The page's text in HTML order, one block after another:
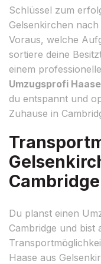
Schlüssel zum
Gelsenkirchen
Voraus, welche
sortiere deine
einem
Umzugsprofi
du entspannt und
Zuhause in
Cambridge
Du planst einen
Cambridge und bist
Haase aus